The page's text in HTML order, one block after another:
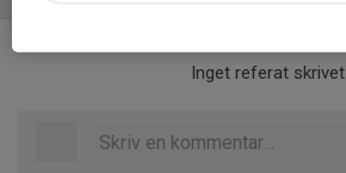
Inget referat skrivet